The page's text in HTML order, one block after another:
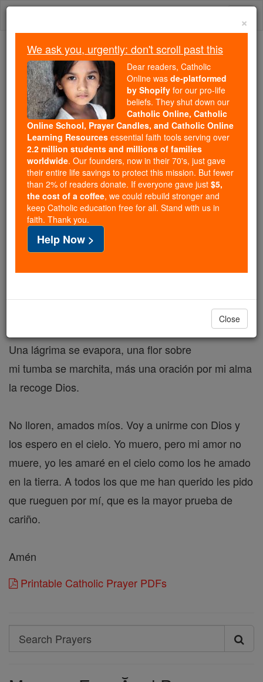
Skip
We ask you, urgently: don't scroll past this
Dear readers, Catholic Online
wasde-platformed by Shopify
for our pro-life beliefs. They
shut down ourCatholic
Online, Catholic Online School, Prayer Candles, and
Catholic Online Learning Resourcesessential faith
tools serving over2.2 million students and millions of
families worldwide. Our founders, now in their 70's,
just gave their entire life savings to protect this mission.
But fewer than 2% of readers donate. If everyone gave
just$5, the cost of a coffee
and keep Catholic education free for all. Stand with us
Una lágrima se evapora, una flor sobre
mi tumba se marchita, más una oración por mi alma
la recoge Dios.
No lloren, amados míos. Voy a unirme con Dios y
los espero en el cielo. Yo muero, pero mi amor no
muere, yo les amaré en el cielo como los he amado
en la tierra. A todos los que me han querido les pido
que rueguen por mí, que es la mayor prueba de
cariño.
Amén
Printable Catholic Prayer PDFs
Search
Search
×
We ask you, urgently: don't scroll past this
Dear readers, Catholic
Online was de-platformed
by Shopify for our pro-life
beliefs. They shut down our
Catholic Online, Catholic
Online School, Prayer Candles, and Catholic Online
Learning Resources essential faith tools serving over
2.2 million students and millions of families
worldwide. Our founders, now in their 70's, just gave
their entire life savings to protect this mission. But fewer
than 2% of readers donate. If everyone gave just $5,
the cost of a coffee, we could rebuild stronger and
keep Catholic education free for all. Stand with us in
faith. Thank you.
Help Now >
Close